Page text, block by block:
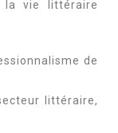
la vie littéraire
de
littéraire,